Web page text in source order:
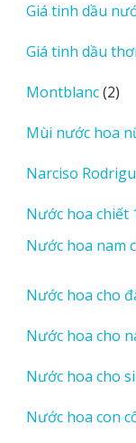
Giá tinh dầu
Giá tinh dầu
Montblanc 22
Mùi nước hoa
Narciso
Nước hoa chiết
Nước hoa nam
Nước hoa cho
Nước hoa cho
Nước hoa cho
Nước hoa con